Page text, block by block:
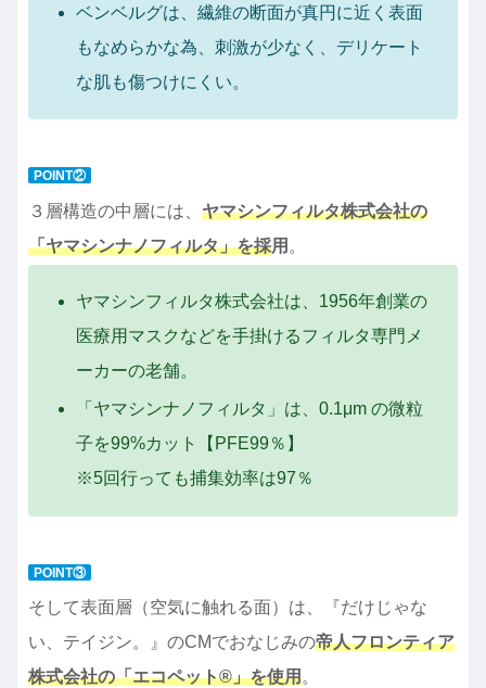
ベンベルグは、繊維の断面が真円に近く表面
もなめらかな為、刺激が少なく、デリケート
な肌も傷つけにくい。
POINT②
３層構造の中層には、 ヤマシンフィルタ株式会社の
「ヤマシンナノフィルタ」を採用 。
ヤマシンフィルタ株式会社は、1956年創業の
医療用マスクなどを手掛けるフィルタ専門メ
ーカーの老舗。
「ヤマシンナノフィルタ」は、0.1μm の微粒
子を99%カット【PFE99％】
※5回行っても捕集効率は97％
POINT③
そして表面層（空気に触れる面）は、『だけじゃな
い、テイジン。』のCMでおなじみの帝人フロンティア
株式会社の「エコペット®」を使用。